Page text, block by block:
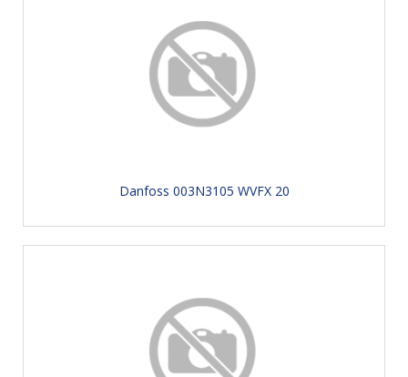
Danfoss 003N3105 WVFX 20